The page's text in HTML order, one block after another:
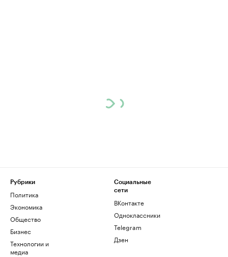
Рубрики
Политика
Экономика
Общество
Бизнес
Технологии и
медиа
Социальные
сети
ВКонтакте
Одноклассники
Telegram
Дзен